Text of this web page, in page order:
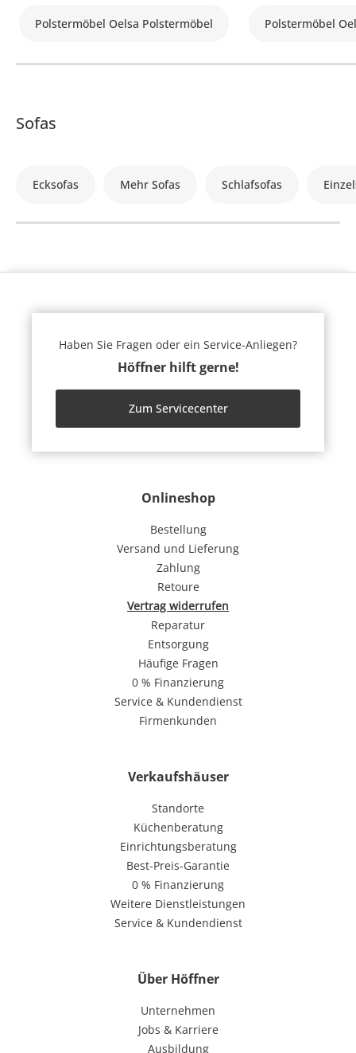
Polstermöbel Oelsa Polstermöbel Polstermöbel
Sofas
Ecksofas Mehr Sofas Schlafsofas
Onlineshop
Bestellung
Versand und Lieferung
Zahlung
Retoure
Vertrag widerrufen
Reparatur
Entsorgung
Häufige Fragen
0 % Finanzierung
Service & Kundendienst
Firmenkunden
Verkaufshäuser
Standorte
Küchenberatung
Einrichtungsberatung
Best-Preis-Garantie
0 % Finanzierung
Weitere Dienstleistungen
Service & Kundendienst
Über Höffner
Unternehmen
Jobs & Karriere
Ausbildung
Haben Sie Fragen oder ein Service-Anliegen?
Höffner hilft gerne!
Zum Servicecenter